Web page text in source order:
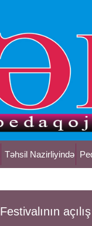
Təhsil Nazirliyində